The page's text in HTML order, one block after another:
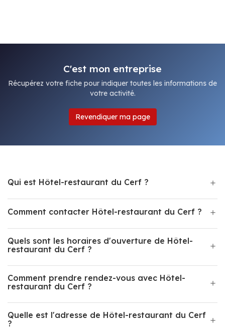
C'est mon entreprise
Récupérez votre fiche pour indiquer toutes les informations de
votre activité.
Revendiquer ma page
Qui est Hôtel-restaurant du Cerf ?
Comment contacter Hôtel-restaurant du Cerf ?
Quels sont les horaires d'ouverture de Hôtel-
restaurant du Cerf ?
Comment prendre rendez-vous avec Hôtel-
restaurant du Cerf ?
Quelle est l'adresse de Hôtel-restaurant du Cerf
?